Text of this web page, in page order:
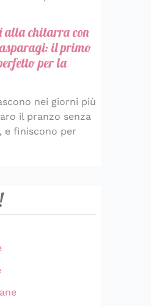
alla chitarra con
il primo
per la
nei giorni più
il pranzo senza
e finiscono per